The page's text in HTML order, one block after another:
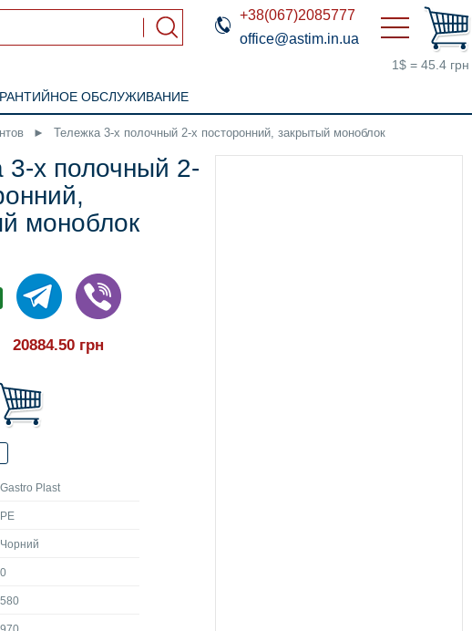
+38(067)2085777
office@astim.in.ua
1$ = 45.4 грн
ОБСЛУЖИВАНИЕ
► Тележка 3-х полочный 2-х посторонний, закрытый моноблок
3-х полочный 2-
моноблок
20884.50 грн
Gastro Plast
PE
Чорний
0
580